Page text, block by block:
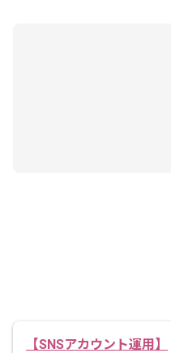
【SNSアカウント運用】